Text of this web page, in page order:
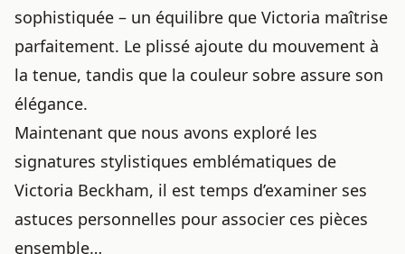
sophistiquée – un équilibre que Victoria maîtrise
parfaitement. Le plissé ajoute du mouvement à
la tenue, tandis que la couleur sobre assure son
élégance.
Maintenant que nous avons exploré les
signatures stylistiques emblématiques de
Victoria Beckham, il est temps d’examiner ses
astuces personnelles pour associer ces pièces
ensemble…